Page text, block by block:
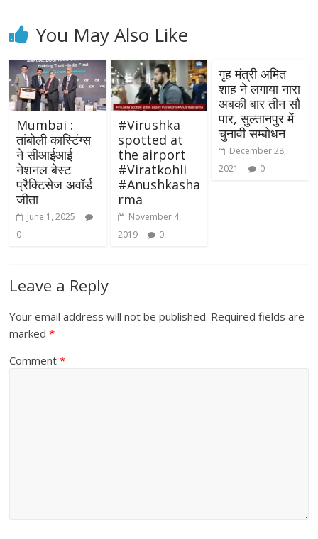
You May Also Like
Mumbai :
तांबोली कास्टिंग्स
ने सीआईआई
नेशनल बेस्ट
प्रैक्टिसेज अवॉर्ड
जीता
June 1, 2025
0
#Virushka
spotted at
the airport
#Viratkohli
#Anushkasha
rma
November 4,
2019
0
गृह मंत्री अमित
शाह ने लगाया नारा
अबकी बार तीन सौ
पार, सुल्तानपुर में
चुनावी सम्बोधन
December 28,
2021
0
Leave a Reply
Your email address will not be published. Required fields are
marked*
Comment*